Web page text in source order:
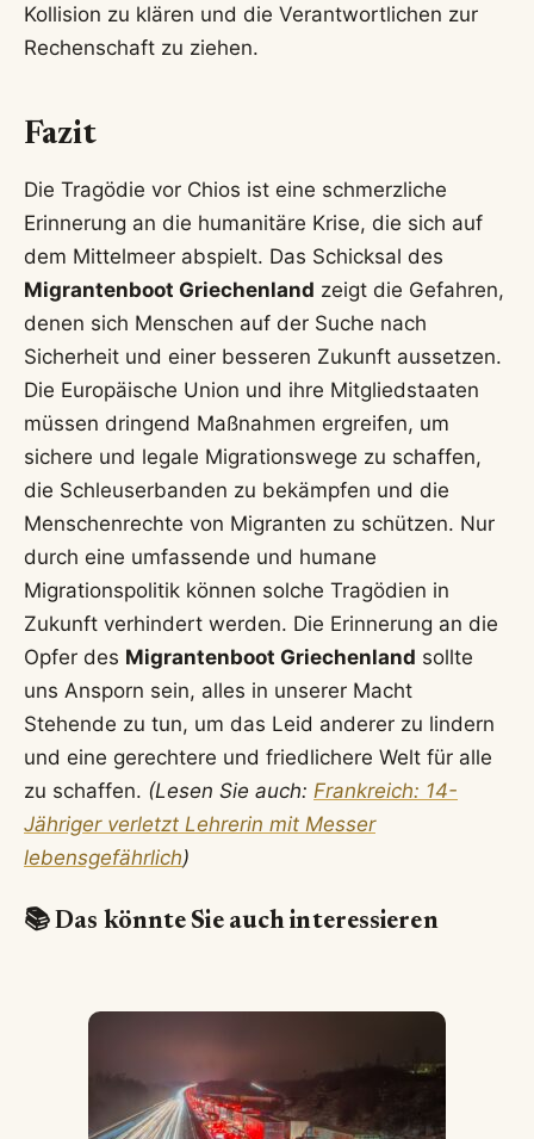
Kollision zu klären und die Verantwortlichen zur
Rechenschaft zu ziehen.
Fazit
Die Tragödie vor Chios ist eine schmerzliche
Erinnerung an die humanitäre Krise, die sich auf
dem Mittelmeer abspielt. Das Schicksal des
Migrantenboot Griechenland zeigt die Gefahren,
denen sich Menschen auf der Suche nach
Sicherheit und einer besseren Zukunft aussetzen.
Die Europäische Union und ihre Mitgliedstaaten
müssen dringend Maßnahmen ergreifen, um
sichere und legale Migrationswege zu schaffen,
die Schleuserbanden zu bekämpfen und die
Menschenrechte von Migranten zu schützen. Nur
durch eine umfassende und humane
Migrationspolitik können solche Tragödien in
Zukunft verhindert werden. Die Erinnerung an die
Opfer des Migrantenboot Griechenland sollte
uns Ansporn sein, alles in unserer Macht
Stehende zu tun, um das Leid anderer zu lindern
und eine gerechtere und friedlichere Welt für alle
zu schaffen. (Lesen Sie auch: Frankreich: 14-
Jähriger verletzt Lehrerin mit Messer
lebensgefährlich)
📚 Das könnte Sie auch interessieren